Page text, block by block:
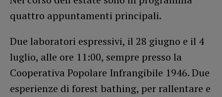
quattro appuntamenti principali.
Due laboratori espressivi, il 28 giugno e il 4
luglio, alle ore 11:00, sempre presso la
Cooperativa Popolare Infrangibile 1946. Due
esperienze di forest bathing, per rallentare e